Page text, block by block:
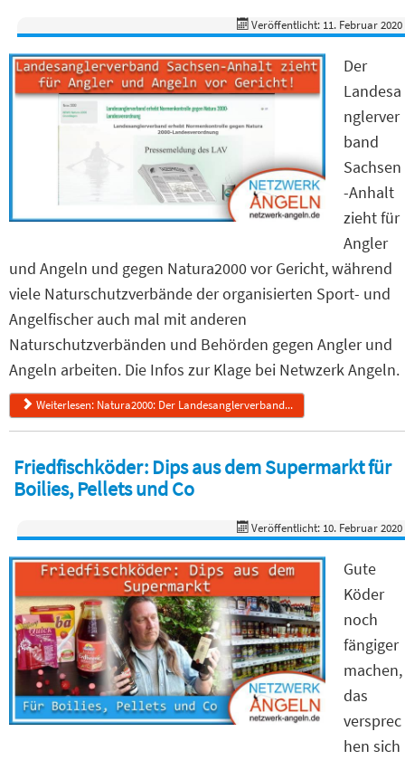
Veröffentlicht: 11. Februar 2020
Der
Landesa
nglerver
band
Sachsen
-Anhalt
zieht für
Angler
und Angeln und gegen Natura2000 vor Gericht, während
viele Naturschutzverbände der organisierten Sport- und
Angelfischer auch mal mit anderen
Naturschutzverbänden und Behörden gegen Angler und
Angeln arbeiten. Die Infos zur Klage bei Netwzerk Angeln.
Weiterlesen: Natura2000: Der Landesanglerverband...
Friedfischköder: Dips aus dem Supermarkt für
Boilies, Pellets und Co
Veröffentlicht: 10. Februar 2020
Gute
Köder
noch
fängiger
machen,
das
versprec
hen sich